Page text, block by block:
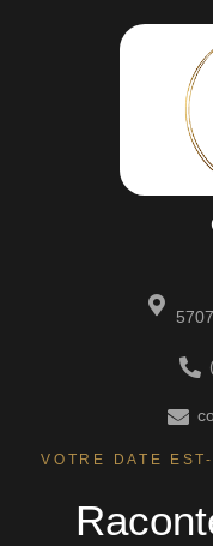
VOTRE DATE